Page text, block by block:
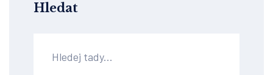
Hledat